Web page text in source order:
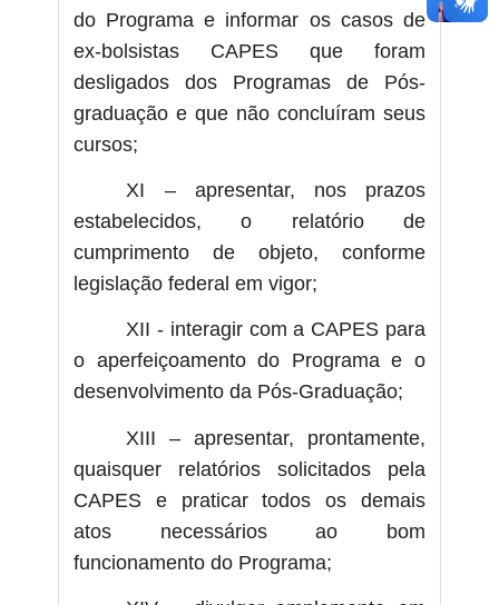
do Programa e informar os casos de
ex-bolsistas CAPES que foram
desligados dos Programas de Pós-
graduação e que não concluíram seus
cursos;
XI – apresentar, nos prazos
estabelecidos, o relatório de
cumprimento de objeto, conforme
legislação federal em vigor;
XII - interagir com a CAPES para
o aperfeiçoamento do Programa e o
desenvolvimento da Pós-Graduação;
XIII – apresentar, prontamente,
quaisquer relatórios solicitados pela
CAPES e praticar todos os demais
atos necessários ao bom
funcionamento do Programa;